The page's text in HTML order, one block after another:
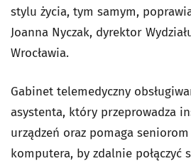
stylu życia, tym samym,
Joanna Nyczak, dyrektor
Wrocławia.
Gabinet telemedyczny
asystenta, który przeprowadza
urządzeń oraz pomaga
komputera, by zdalnie połączyć